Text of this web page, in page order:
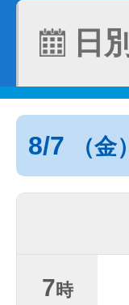
日別
8/7 （金）
7時